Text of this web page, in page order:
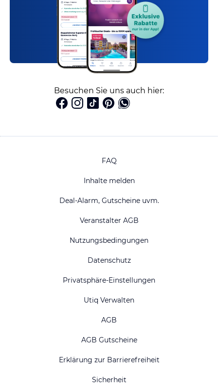
Besuchen Sie uns auch hier:
FAQ
Inhalte melden
Deal-Alarm, Gutscheine uvm.
Veranstalter AGB
Nutzungsbedingungen
Datenschutz
Privatsphäre-Einstellungen
Utiq Verwalten
AGB
AGB Gutscheine
Erklärung zur Barrierefreiheit
Sicherheit